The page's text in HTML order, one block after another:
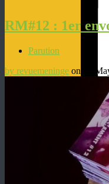
RM#12 : 1er
Parution
by revuemeninge on 27